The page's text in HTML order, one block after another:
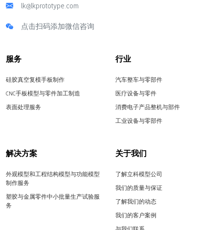
lk@lkprototype.com
点击扫码添加微信咨询
服务
硅胶真空复模手板制作
CNC手板模型与零件加工制造
表面处理服务
行业
汽车整车与零部件
医疗设备与零件
消费电子产品整机与部件
工业设备与零部件
解决方案
外观模型和工程结构模型与功能模型
制作服务
塑胶与金属零件中小批量生产试验服
务
关于我们
了解立科模型公司
我们的质量与保证
了解我们的动态
我们的客户案例